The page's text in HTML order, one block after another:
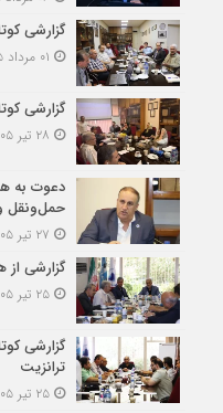
گزارشی
گزارشی
دعوت به
حمل‌ونقل
گزارشی
۲۵ تیر ۱۴۰۵ - ۸:۵۹
گزارشی
ترانزیت
۲۵ تیر ۱۴۰۵ - ۸:۵۲